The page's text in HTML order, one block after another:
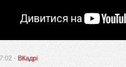
· ВКадрі